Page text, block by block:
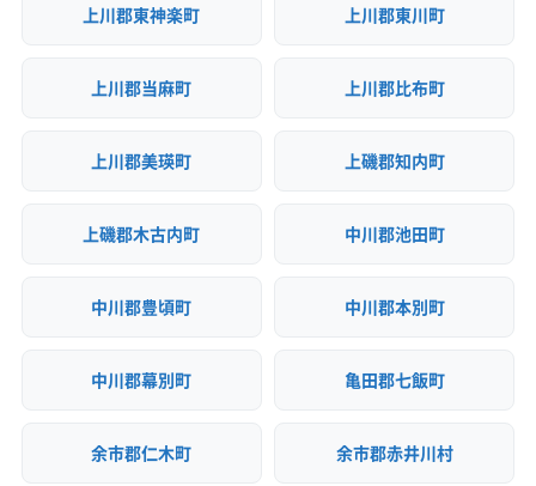
上川郡東神楽町 上川郡東川町
上川郡当麻町 上川郡比布町
上川郡美瑛町 上磯郡知内町
上磯郡木古内町 中川郡池田町
中川郡豊頃町 中川郡本別町
中川郡幕別町 亀田郡七飯町
余市郡仁木町 余市郡赤井川村